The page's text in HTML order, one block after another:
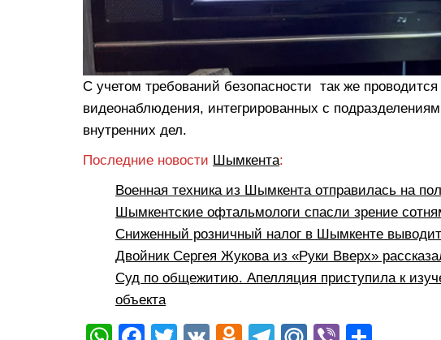
С учетом требований безопасности так же
видеонаблюдения, интегрированных с
внутренних дел.
Последние новости Шымкента:
Военная техника из Шымкента отправилась на
Шымкентские офтальмологи спасли зрение
Сниженный розничный налог в Шымкенте
Двойник Сергея Жукова из «Руки Вверх»
Суд по общежитию. Апелляция приступила к
объекта